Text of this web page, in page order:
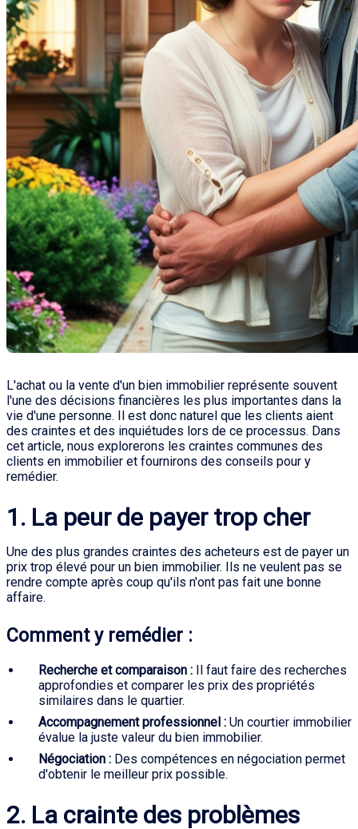
L'achat ou la vente d'un bien immobilier représente souvent
l'une des décisions financières les plus importantes dans la
vie d'une personne. Il est donc naturel que les clients aient
des craintes et des inquiétudes lors de ce processus. Dans
cet article, nous explorerons les craintes communes des
clients en immobilier et fournirons des conseils pour y
remédier.
1. La peur de payer trop cher
Une des plus grandes craintes des acheteurs est de payer un
prix trop élevé pour un bien immobilier. Ils ne veulent pas se
rendre compte après coup qu'ils n'ont pas fait une bonne
affaire.
Comment y remédier :
Recherche et comparaison : Il faut faire des recherches
approfondies et comparer les prix des propriétés
similaires dans le quartier.
Accompagnement professionnel : Un courtier immobilier
évalue la juste valeur du bien immobilier.
Négociation : Des compétences en négociation permet
d'obtenir le meilleur prix possible.
2. La crainte des problèmes